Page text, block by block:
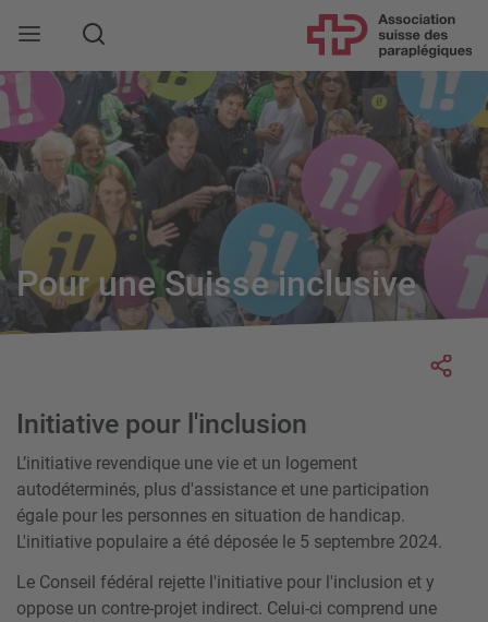
Rechercher
Pour une Suisse inclusive
Initiative pour l'inclusion
L’initiative revendique une vie et un logement
autodéterminés, plus d'assistance et une participation
égale pour les personnes en situation de handicap.
L'initiative populaire a été déposée le 5 septembre 2024.
Le Conseil fédéral rejette l'initiative pour l'inclusion et y
oppose un contre-projet indirect. Celui-ci comprend une